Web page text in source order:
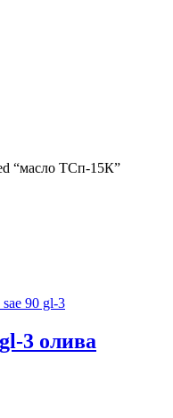
“масло ТСп-15К”
3 олива